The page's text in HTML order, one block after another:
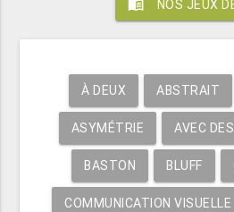
menu_book NOS JEUX
À DEUX ABSTRAIT
ASYMÉTRIE AVEC
BASTON BLUFF
COMMUNICATION VISUELLE